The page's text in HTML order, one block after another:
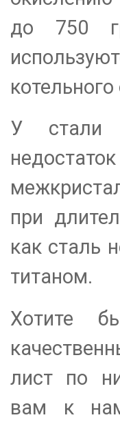
до 750
У стали
при
как сталь
титаном.
Хотите
лист по
вам к